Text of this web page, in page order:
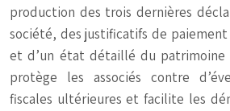
production des trois dernières
société, des justificatifs de
et d’un état détaillé du patrimoine
protège les associés contre
fiscales ultérieures et facilite les